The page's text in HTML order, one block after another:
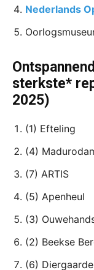
Nederlands
sterkste*
2025)
(1) Efteling
(4)
(7) ARTIS
(5) Apenheul
(3)
(2) Beekse
(6)